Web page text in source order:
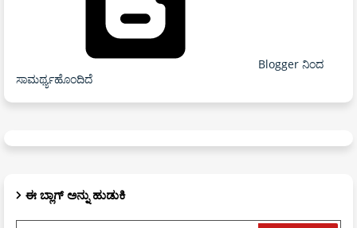
Blogger ನಿಂದ
ಸಾಮರ್ಥ್ಯಹೊಂದಿದೆ
ಈ ಬ್ಲಾಗ್ ಅನ್ನು ಹುಡುಕಿ